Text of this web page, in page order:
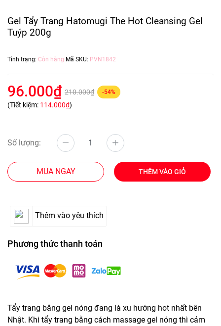
Gel Tẩy Trang Hatomugi The Hot Cleansing Gel
Tuýp 200g
Tình trạng: Còn hàng Mã SKU: PVN1842
96.000₫ 210.000₫ -54%
(Tiết kiệm: 114.000₫)
Số lượng:
MUA NGAY THÊM VÀO GIỎ
Thêm vào yêu thích
Phương thức thanh toán
Tẩy trang bằng gel nóng đang là xu hướng hot nhất bên
Nhật. Khi tẩy trang bằng cách massage gel nóng thì cảm